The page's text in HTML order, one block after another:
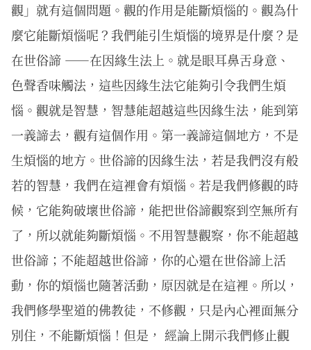
觀」就有這個問題。觀的作用是能斷煩惱的。觀為什
麼它能斷煩惱呢？我們能引生煩惱的境界是什麼？是
在世俗諦 ——在因緣生法上。就是眼耳鼻舌身意、
色聲香味觸法，這些因緣生法它能夠引令我們生煩
惱。觀就是智慧，智慧能超越這些因緣生法，能到第
一義諦去，觀有這個作用。第一義諦這個地方，不是
生煩惱的地方。世俗諦的因緣生法，若是我們沒有般
若的智慧，我們在這裡會有煩惱。若是我們修觀的時
候，它能夠破壞世俗諦，能把世俗諦觀察到空無所有
了，所以就能夠斷煩惱。不用智慧觀察，你不能超越
世俗諦；不能超越世俗諦，你的心還在世俗諦上活
動，你的煩惱也隨著活動，原因就是在這裡。所以，
我們修學聖道的佛教徒，不修觀，只是內心裡面無分
別住，不能斷煩惱！但是， 經論上開示我們修止觀